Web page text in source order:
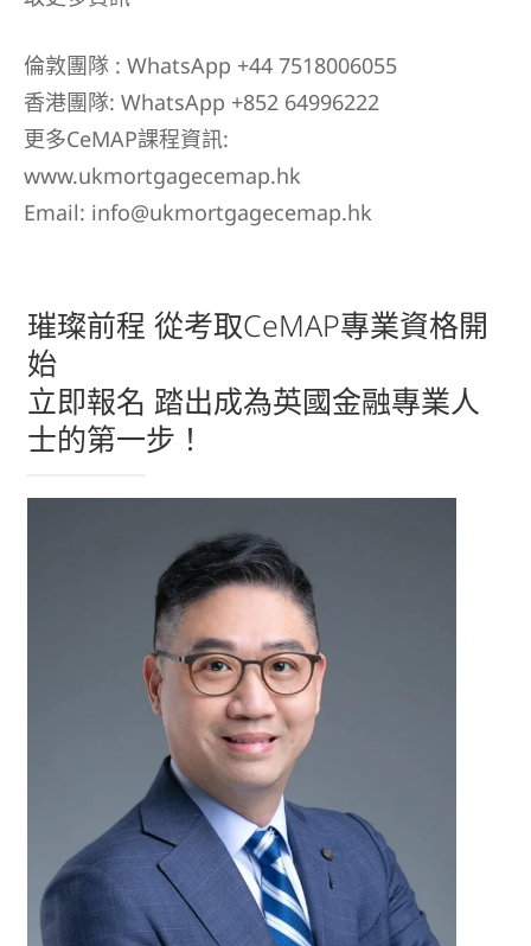
倫敦團隊 : WhatsApp +44 7518006055
香港團隊: WhatsApp +852 64996222
更多CeMAP課程資訊:
www.ukmortgagecemap.hk
Email: info@ukmortgagecemap.hk
璀璨前程 從考取CeMAP專業資格開
始
立即報名 踏出成為英國金融專業人
士的第一步！